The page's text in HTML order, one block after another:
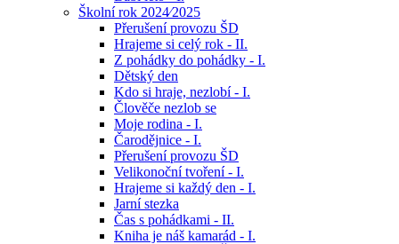
Školní rok 2024⁄2025
Přerušení provozu ŠD
Hrajeme si celý rok - II.
Z pohádky do pohádky - I.
Dětský den
Kdo si hraje, nezlobí - I.
Člověče nezlob se
Moje rodina - I.
Čarodějnice - I.
Přerušení provozu ŠD
Velikonoční tvoření - I.
Hrajeme si každý den - I.
Jarní stezka
Čas s pohádkami - II.
Kniha je náš kamarád - I.